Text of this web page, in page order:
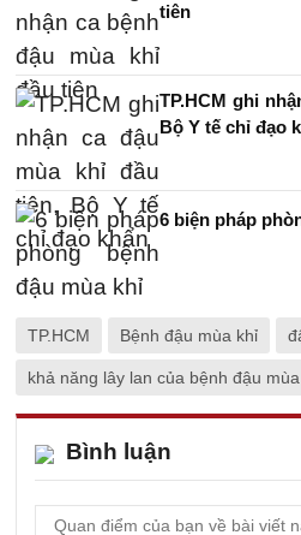
tiên
TP.HCM ghi
Bộ Y tế chỉ đạo
6 biện pháp
TP.HCM Bệnh đậu mùa khỉ
khả năng lây lan của bệnh đậu
Bình luận